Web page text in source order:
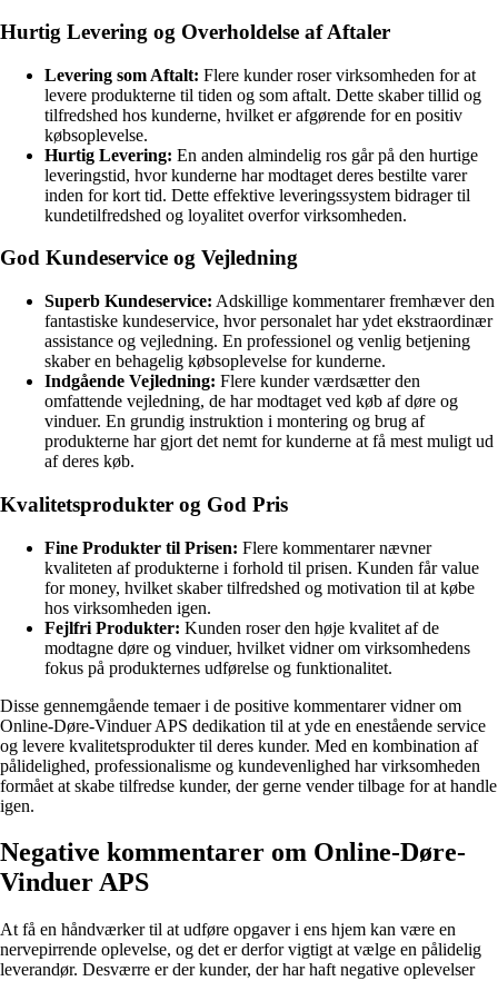
Hurtig Levering og Overholdelse af Aftaler
Levering som Aftalt: Flere kunder roser virksomheden for at
levere produkterne til tiden og som aftalt. Dette skaber tillid og
tilfredshed hos kunderne, hvilket er afgørende for en positiv
købsoplevelse.
Hurtig Levering: En anden almindelig ros går på den hurtige
leveringstid, hvor kunderne har modtaget deres bestilte varer
inden for kort tid. Dette effektive leveringssystem bidrager til
kundetilfredshed og loyalitet overfor virksomheden.
God Kundeservice og Vejledning
Superb Kundeservice: Adskillige kommentarer fremhæver den
fantastiske kundeservice, hvor personalet har ydet ekstraordinær
assistance og vejledning. En professionel og venlig betjening
skaber en behagelig købsoplevelse for kunderne.
Indgående Vejledning: Flere kunder værdsætter den
omfattende vejledning, de har modtaget ved køb af døre og
vinduer. En grundig instruktion i montering og brug af
produkterne har gjort det nemt for kunderne at få mest muligt ud
af deres køb.
Kvalitetsprodukter og God Pris
Fine Produkter til Prisen: Flere kommentarer nævner
kvaliteten af produkterne i forhold til prisen. Kunden får value
for money, hvilket skaber tilfredshed og motivation til at købe
hos virksomheden igen.
Fejlfri Produkter: Kunden roser den høje kvalitet af de
modtagne døre og vinduer, hvilket vidner om virksomhedens
fokus på produkternes udførelse og funktionalitet.
Disse gennemgående temaer i de positive kommentarer vidner om
Online-Døre-Vinduer APS dedikation til at yde en enestående service
og levere kvalitetsprodukter til deres kunder. Med en kombination af
pålidelighed, professionalisme og kundevenlighed har virksomheden
formået at skabe tilfredse kunder, der gerne vender tilbage for at handle
igen.
Negative kommentarer om Online-Døre-
Vinduer APS
At få en håndværker til at udføre opgaver i ens hjem kan være en
nervepirrende oplevelse, og det er derfor vigtigt at vælge en pålidelig
leverandør. Desværre er der kunder, der har haft negative oplevelser